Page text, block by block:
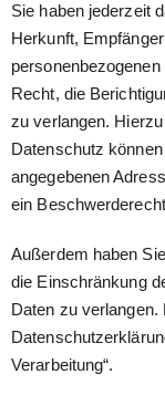
Sie haben jederzeit
Herkunft,
Recht, die
zu verlangen.
Datenschutz
angegebenen
ein
Außerdem haben
die Einschränkung
Daten zu
Verarbeitung“.